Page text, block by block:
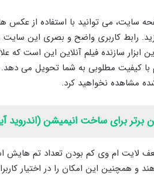
سایت، می توانید با استفاده از
رابط کاربری واضح و بصری این
ابزار سازنده فیلم آنلاین این است که
با کیفیت مطلوبی به شما تحویل می
مشاهده نخواهید کرد.
لایت ام وی کم بودن تعداد تم هایش
و همچنین این امکان را در اختیار